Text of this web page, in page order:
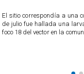
El sitio correspondía a una
de julio fue hallada una
foco 18 del vector en la